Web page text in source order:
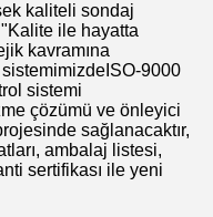
kaliteli sondaj
ile hayatta
kavramına
9000
sistemi
çözümü ve önleyici
sağlanacaktır,
ambalaj listesi,
sertifikası ile yeni